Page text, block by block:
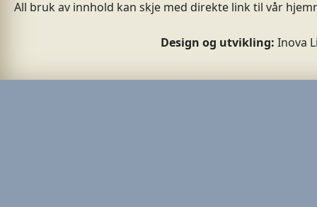
All bruk av innhold kan skje med direkte link til vår
Design og utvikling: Inova